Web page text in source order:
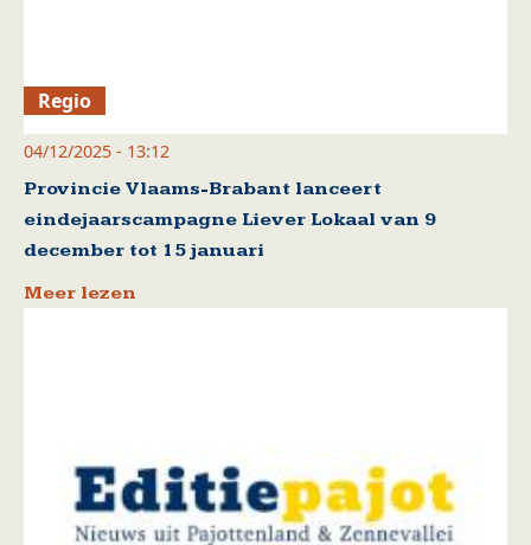
Regio
04/12/2025 - 13:12
Provincie Vlaams-Brabant lanceert
eindejaarscampagne Liever Lokaal van 9
december tot 15 januari
Meer lezen